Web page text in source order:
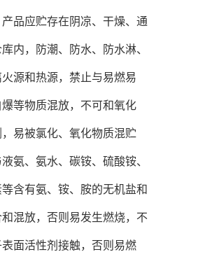
品应贮存在阴凉、干燥、通
内，防潮、防水、防水淋、
火源和热源，禁止与易燃易
等物质混放，不可和氧化
易被氯化、氧化物质混贮
氨、氨水、碳铵、硫酸铵、
含有氨、铵、胺的无机盐和
混放，否则易发生燃烧，不
面活性剂接触，否则易燃